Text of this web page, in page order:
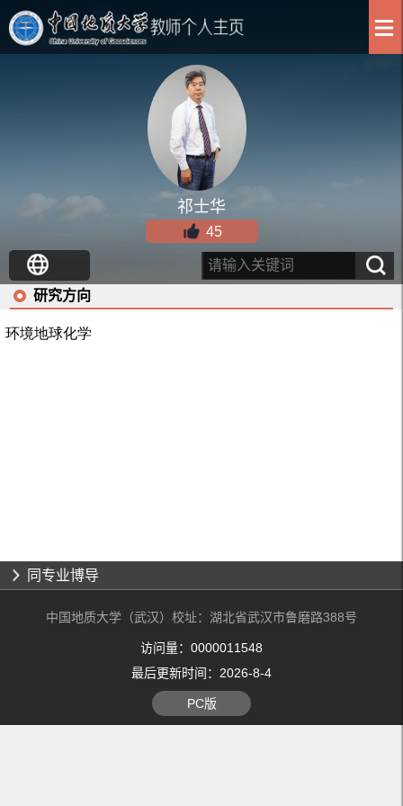
祁士华
45
研究方向
同专业博导
中国地质大学（武汉）校址：湖北省武汉市鲁磨路388号
访问量： 0000011548
最后更新时间： 2026-8-4
PC版